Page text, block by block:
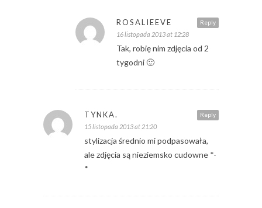
Reply
ROSALIEEVE
16 listopada 2013 at 12:28
Tak, robię nim zdjęcia od 2
tygodni 🙂
Reply
TYNKA.
15 listopada 2013 at 21:20
stylizacja średnio mi podpasowała,
ale zdjęcia są nieziemsko cudowne *-
*